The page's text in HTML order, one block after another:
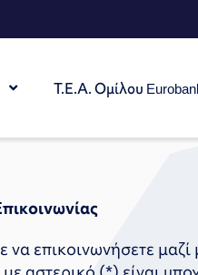
Τ.Ε.Α. Ομίλου
να επικοινωνήσετε